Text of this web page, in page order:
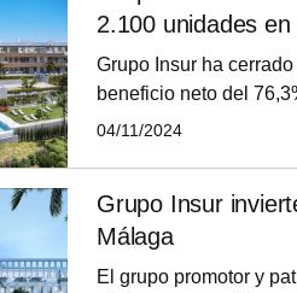
2.100 unidades
Grupo Insur ha
beneficio neto del
comportamiento de
septiembre, mientras
viviendas, de las que
04/11/2024
Grupo Insur
Málaga
El grupo promotor y